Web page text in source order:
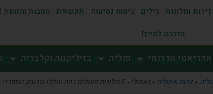
דירות ומלונות דילים ביטוח נסיעות תקשורת הטבות והנחות
הדרכה למייל!
הדרומי פוליה בזיליקטה וקלבריה
»דרום איטליה »נאפולי – 5 מלונות מעולים בויה טולדו וברובע הספרדי